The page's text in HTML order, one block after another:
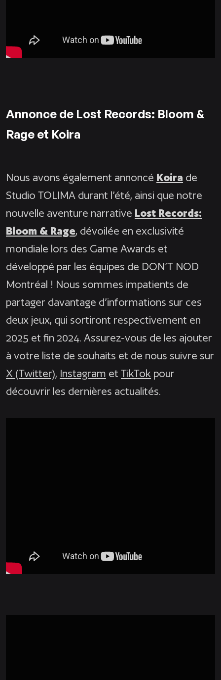
Annonce de Lost Records: Bloom &
Rage et Koira
Nous avons également annoncé Koira de
Studio TOLIMA durant l’été, ainsi que notre
nouvelle aventure narrative Lost Records:
Bloom & Rage, dévoilée en exclusivité
mondiale lors des Game Awards et
développé par les équipes de DON’T NOD
Montréal ! Nous sommes impatients de
partager davantage d’informations sur ces
deux jeux, qui sortiront respectivement en
2025 et fin 2024. Assurez-vous de les ajouter
à votre liste de souhaits et de nous suivre sur
X (Twitter), Instagram et TikTok pour
découvrir les dernières actualités.